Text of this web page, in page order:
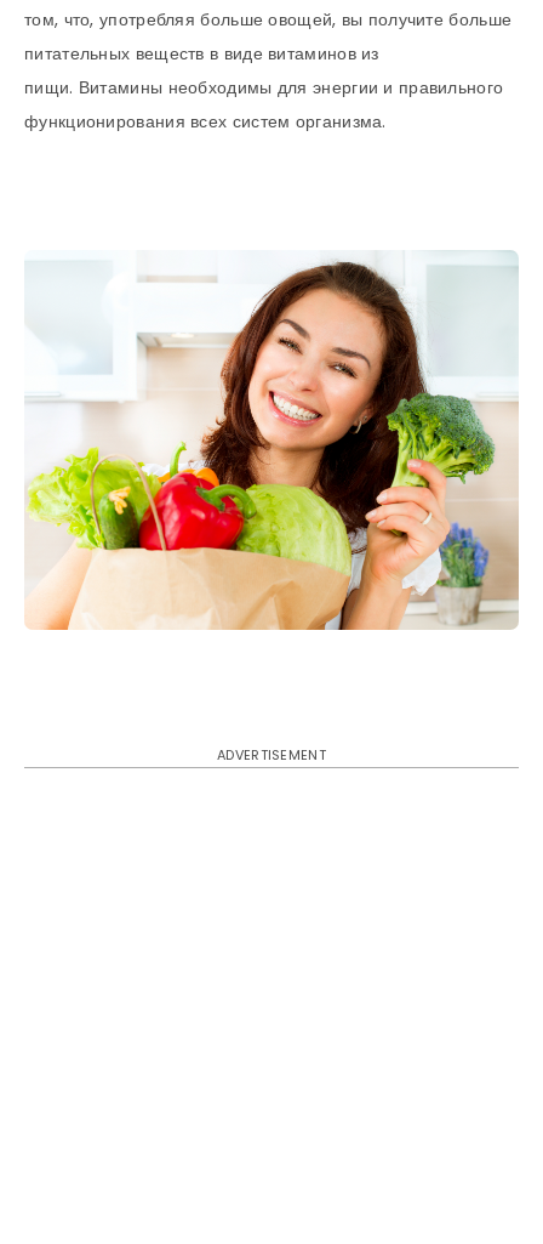
том, что, употребляя больше овощей, вы получите больше
питательных веществ в виде витаминов из
пищи. Витамины необходимы для энергии и правильного
функционирования всех систем организма.
ADVERTISEMENT